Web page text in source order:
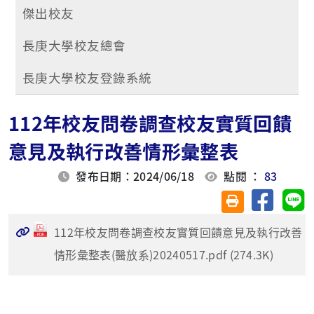
傑出校友
長庚大學校友總會
長庚大學校友登錄系統
112年校友問卷調查校友實質回饋
意見及執行改善情形彙整表
發布日期：2024/06/18 點閱 ：83
友善列印(另開視
分享至
112年校友問卷調查校友實質回饋意見及執行改善
情形彙整表(醫放系)20240517.pdf (274.3K)